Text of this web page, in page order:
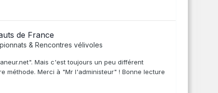
de France
& Rencontres vélivoles
Mais c'est toujours un peu différent
méthode. Merci à "Mr l'administeur" ! Bonne lecture